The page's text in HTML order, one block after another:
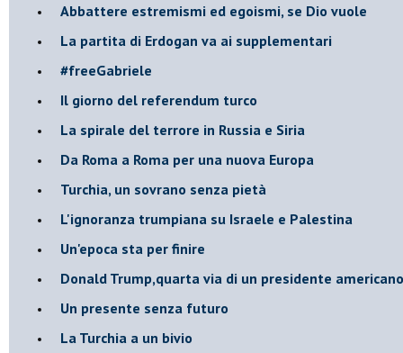
Abbattere estremismi ed egoismi, se Dio vuole
La partita di Erdogan va ai supplementari
#freeGabriele
Il giorno del referendum turco
La spirale del terrore in Russia e Siria
Da Roma a Roma per una nuova Europa
Turchia, un sovrano senza pietà
L'ignoranza trumpiana su Israele e Palestina
Un'epoca sta per finire
Donald Trump,quarta via di un presidente americano
Un presente senza futuro
La Turchia a un bivio